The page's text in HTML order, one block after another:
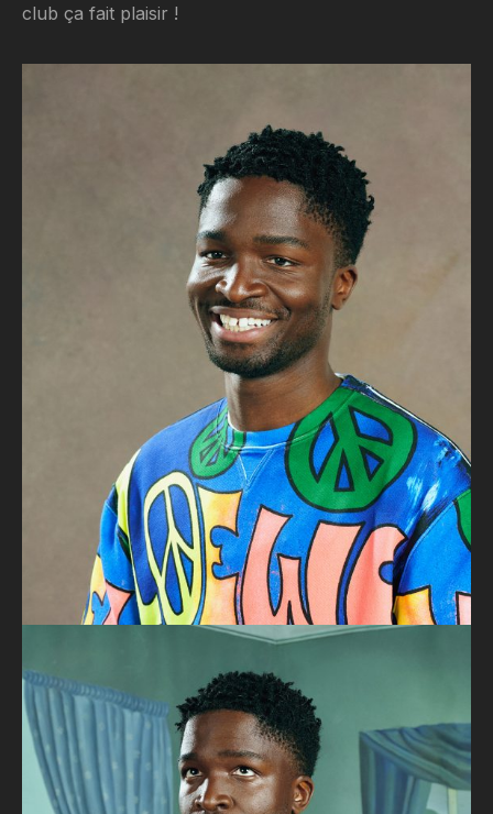
club ça fait plaisir !